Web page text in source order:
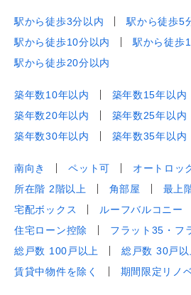
駅から徒歩3分以内
駅から徒歩5
駅から徒歩10分以内
駅から徒歩
駅から徒歩20分以内
築年数10年以内
築年数15年以内
築年数20年以内
築年数25年以内
築年数30年以内
築年数35年以内
南向き ペット可
オートロッ
所在階 2階以上
角部屋 最上
宅配ボックス
ルーフバルコニー
住宅ローン控除
フラット35・フ
総戸数 100戸以上
総戸数 30戸以
賃貸中物件を除く
期間限定リノ